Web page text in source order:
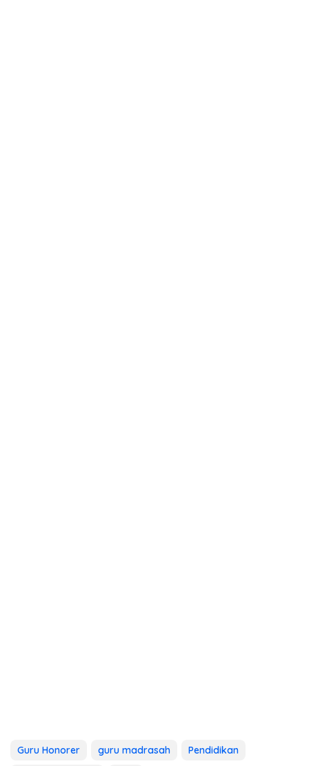
Guru Honorer guru madrasah
Pendidikan